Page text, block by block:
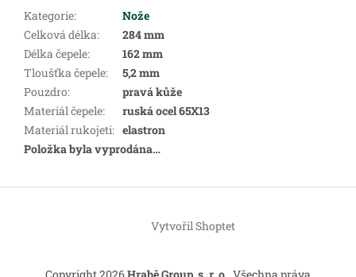
Kategorie:
Nože
Celková délka:
284 mm
Délka čepele:
162 mm
Tloušťka čepele:
5,2 mm
Pouzdro:
pravá kůže
Materiál čepele:
ruská ocel 65X13
Materiál rukojeti: elastron
Položka byla vyprodána…
Z
Vytvořil Shoptet